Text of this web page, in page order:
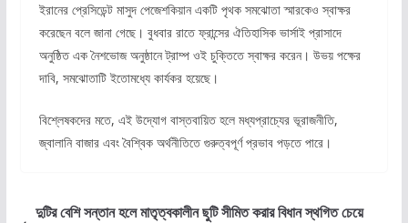
ইরানের প্রেসিডেন্ট মাসুদ পেজেশকিয়ান একটি পৃথক সমঝোতা স্মারকেও স্বাক্ষর
করেছেন বলে জানা গেছে। বুধবার রাতে ফ্রান্সের ঐতিহাসিক ভার্সাই প্রাসাদে
অনুষ্ঠিত এক নৈশভোজ অনুষ্ঠানে ট্রাম্প ওই চুক্তিতে স্বাক্ষর করেন। উভয় পক্ষের
দাবি, সমঝোতাটি ইতোমধ্যে কার্যকর হয়েছে।
বিশ্লেষকদের মতে, এই উদ্যোগ বাস্তবায়িত হলে মধ্যপ্রাচ্যের ভূরাজনীতি,
জ্বালানি বাজার এবং বৈশ্বিক অর্থনীতিতে গুরুত্বপূর্ণ প্রভাব পড়তে পারে।
দুটির বেশি সন্তান হলে মাতৃত্বকালীন ছুটি সীমিত করার বিধান স্থগিত চেয়ে